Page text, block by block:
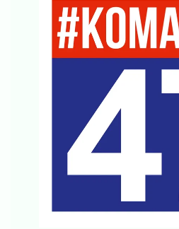
03 августа 2026
Часть медиков в
рассчитывать на доплату
03 августа 2026
За сутки в Ленинградской
ликвидировали 10
Клюква наливается, но в
просится
03 августа 2026
Строительные компании
подняли зарплаты почти